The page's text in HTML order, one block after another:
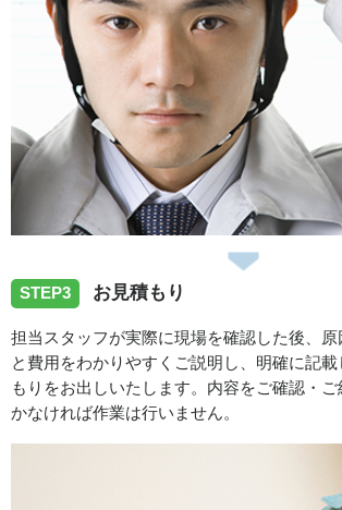
2026/07/07
香川県綾歌郡綾川町へトイレの水漏れト
ました。
2026/06/15
香川県坂出市へ台所蛇口の水漏れ修理依
した
2026/06/14
STEP3 お見積もり
担当スタッフが実際に現場を確認した後、
と費用をわかりやすくご説明し、明確に記
もりをお出しいたします。内容をご確認・
かなければ作業は行いません。